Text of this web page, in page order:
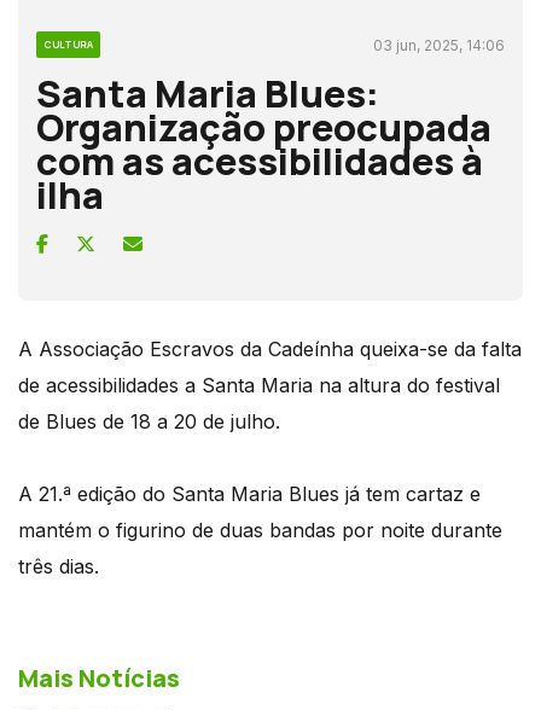
CULTURA 03 jun, 2025, 14:06
Santa Maria Blues:
Organização preocupada
com as acessibilidades à
ilha
A Associação Escravos da Cadeínha queixa-se da falta
de acessibilidades a Santa Maria na altura do festival
de Blues de 18 a 20 de julho.
A 21.ª edição do Santa Maria Blues já tem cartaz e
mantém o figurino de duas bandas por noite durante
três dias.
Mais Notícias